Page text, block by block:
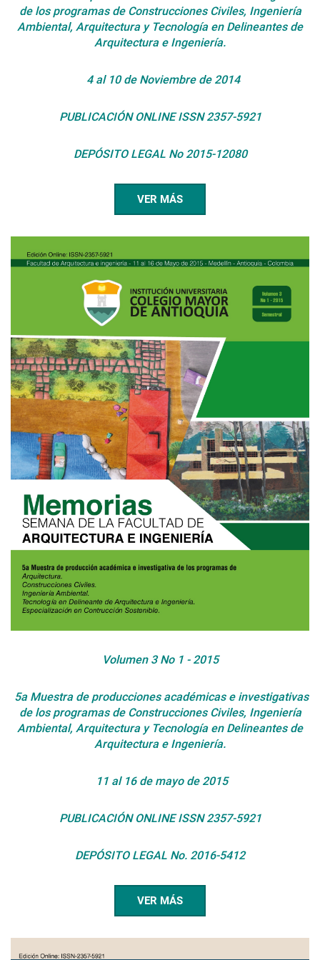
de los programas de Construcciones Civiles, Ingeniería
Ambiental, Arquitectura y Tecnología en Delineantes de
Arquitectura e Ingeniería.
4 al 10 de Noviembre de 2014
PUBLICACIÓN ONLINEISSN 2357-5921
DEPÓSITO LEGAL No 2015-12080
VER MÁS
Volumen 3 No 1 - 2015
5a Muestra de producciones académicas e investigativas
de los programas de Construcciones Civiles, Ingeniería
Ambiental, Arquitectura y Tecnología en Delineantes de
Arquitectura e Ingeniería.
11 al 16 de mayo de 2015
PUBLICACIÓN ONLINE ISSN 2357-5921
DEPÓSITO LEGAL No. 2016-5412
VER MÁS